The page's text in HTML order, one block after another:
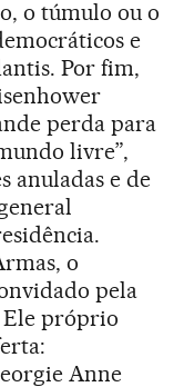
o túmulo ou o
e
Por fim,
perda para
livre”,
anuladas e de
o
pela
Ele próprio
Anne